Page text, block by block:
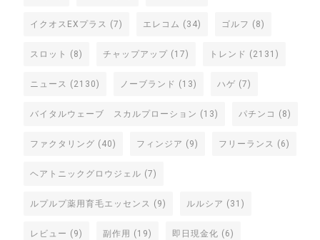
イクオスEXプラス (7) エレコム (34) ゴルフ (8)
スロット (8) チャップアップ (17) トレンド (2131)
ニュース (2130) ノーブランド (13) ハゲ (7)
バイタルウェーブ スカルプローション (13) パチンコ (8)
ファクタリング (40) フィンジア (9) フリーランス (6)
ヘアトニックグロウジェル (7)
ルプルプ薬用育毛エッセンス (9) ルルシア (31)
レビュー (9) 副作用 (19) 即日現金化 (6)